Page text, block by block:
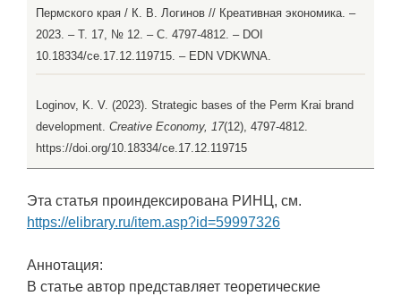
Пермского края / К. В. Логинов // Креативная экономика. –
2023. – Т. 17, № 12. – С. 4797-4812. – DOI
10.18334/ce.17.12.119715. – EDN VDKWNA.
Loginov, K. V. (2023). Strategic bases of the Perm Krai brand
development. Creative Economy, 17(12), 4797-4812.
https://doi.org/10.18334/ce.17.12.119715
Эта статья проиндексирована РИНЦ, см.
https://elibrary.ru/item.asp?id=59997326
Аннотация:
В статье автор представляет теоретические